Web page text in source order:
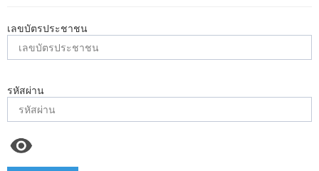
เลขบัตรประชาชน
รหัสผ่าน